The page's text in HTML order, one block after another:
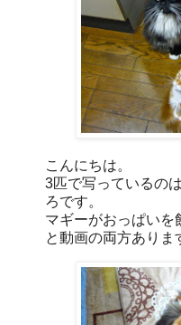
こんにちは。
3匹で写っているの
ろです。
マギーがおっぱいを
と動画の両方ありま